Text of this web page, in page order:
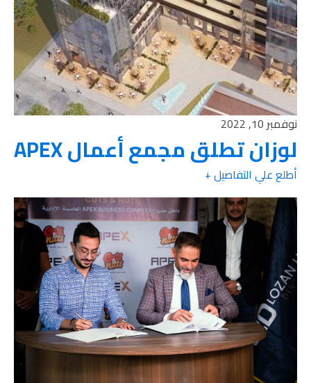
نوفمبر 10, 2022
لوزان تطلق مجمع أعمال APEX
أطلع علي التفاصيل +